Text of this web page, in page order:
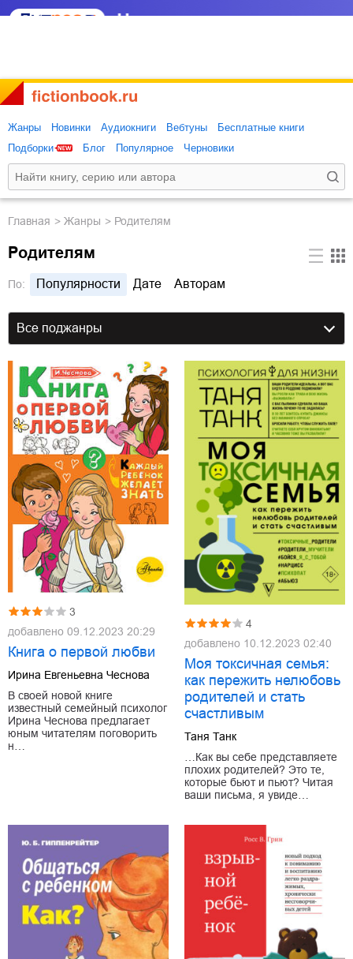
Жанры Новинки Аудиокниги Вебтуны
Бесплатные книги
Подборки
Блог Популярное Черновики
Главная Жанры Родителям
Родителям
По: Популярности Дате Авторам
Все поджанры
3
добавлено 09.12.2023 20:29
Книга о первой любви
Ирина Евгеньевна Чеснова
В своей новой книге
известный семейный психолог
Ирина Чеснова предлагает
юным читателям поговорить
н…
4
добавлено 10.12.2023 02:40
Моя токсичная семья:
как пережить нелюбовь
родителей и стать
счастливым
Таня Танк
…Как вы себе представляете
плохих родителей? Это те,
которые бьют и пьют? Читая
ваши письма, я увиде…